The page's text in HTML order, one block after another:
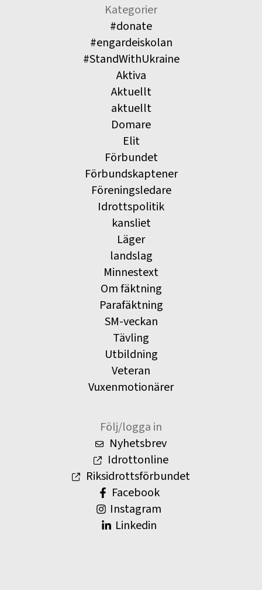
Kategorier
#donate
#engardeiskolan
#StandWithUkraine
Aktiva
Aktuellt
aktuellt
Domare
Elit
Förbundet
Förbundskaptener
Föreningsledare
Idrottspolitik
kansliet
Läger
landslag
Minnestext
Om fäktning
Parafäktning
SM-veckan
Tävling
Utbildning
Veteran
Vuxenmotionärer
Följ/logga in
Nyhetsbrev
Idrottonline
Riksidrottsförbundet
Facebook
Instagram
Linkedin